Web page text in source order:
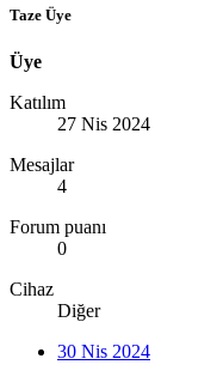
Taze Üye
Üye
Katılım
27 Nis 2024
Mesajlar
4
Forum puanı
0
Cihaz
Diğer
30 Nis 2024